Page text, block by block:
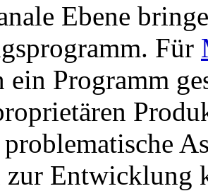
Ebene
Für
ein Programm
Entwicklung